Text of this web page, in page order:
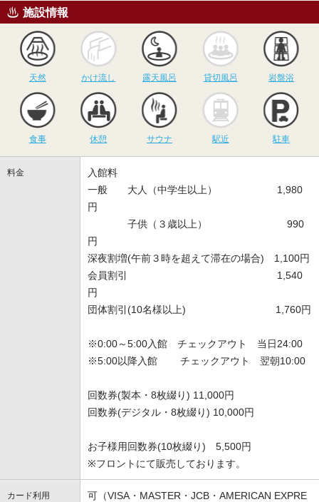
施設情報
天然
かけ流し
かけ流し
露天風呂
露天風呂
貸切風呂
貸切風呂 岩盤浴
食事 休憩
サウナ
サウナ 駅近 駐車
料金
入館料
一般 大人（中学生以上） 1,980
円
子供（３歳以上） 990
円
深夜割増(午前３時を超えて滞在の場合) 1,100円
会員割引 1,540
円
団体割引(10名様以上) 1,760円
※0:00～5:00入館 チェックアウト 当日24:00
※5:00以降入館 チェックアウト 翌朝10:00
回数券(製本・8枚綴り) 11,000円
回数券(デジタル・8枚綴り) 10,000円
お子様用回数券(10枚綴り) 5,500円
※フロントにて販売しております。
カード利用
可（VISA・MASTER・JCB・AMERICAN EXPRE